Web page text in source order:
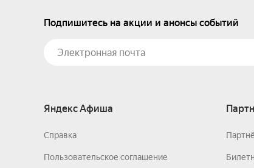
Подпишитесь на акции и анонсы событий
Яндекс Афиша
Справка
Пользовательское соглашение